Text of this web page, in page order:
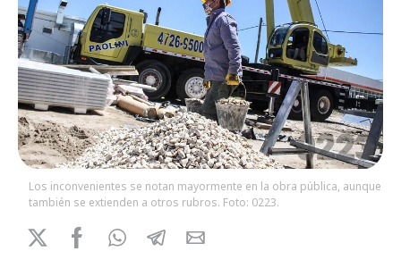
Los inconvenientes se notan mayormente en la obra pública, aunque
también se extienden a otros rubros. Foto: 0223.